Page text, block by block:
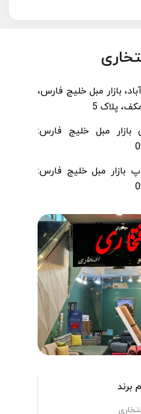
بازار مبل خلیج فارس،
پلاک 5
بازار مبل خلیج فارس:
بازار مبل خلیج فارس:
برند